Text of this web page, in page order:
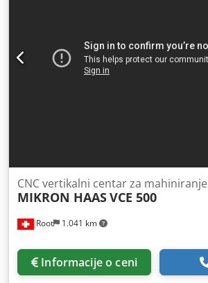
Root 1.041 km
CNC vertikalni centar za mahiniranje
MIKRON HAASVCE 500
Informacije o ceni